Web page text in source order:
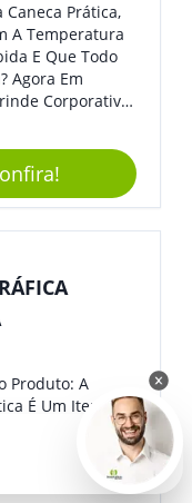
Caneca Prática,
A Temperatura
E Que Todo
Agora Em
Corporativo
Muito Estilo E
Mais
Eventos E Feiras
A
É Um Item De
Para
No Ambiente
Na Escola Ou Em
Plástico